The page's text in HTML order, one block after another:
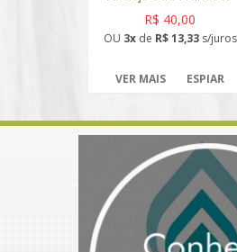
R$ 40,00
OU 3xde R$ 13,33s/juros
VER MAIS ESPIAR